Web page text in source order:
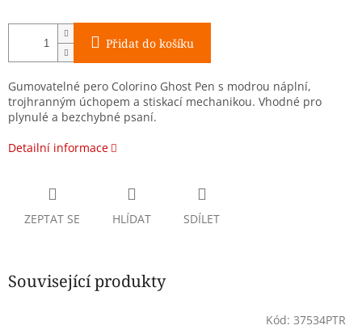
Přidat do košíku
Gumovatelné pero Colorino Ghost Pen s modrou náplní,
trojhranným úchopem a stiskací mechanikou. Vhodné pro
plynulé a bezchybné psaní.
Detailní informace
ZEPTAT SE HLÍDAT SDÍLET
Související produkty
Kód: 37534PTR